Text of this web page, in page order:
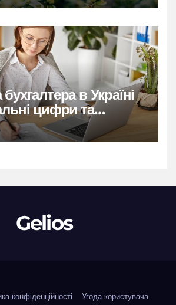
в Україні
цифри та
Gelios
конфіденційності Угода користувача